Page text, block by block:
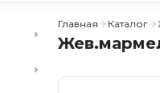
Главная Каталог